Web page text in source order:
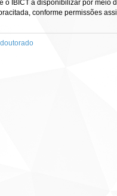
IBICT a disponibilizar por meio
conforme permissões